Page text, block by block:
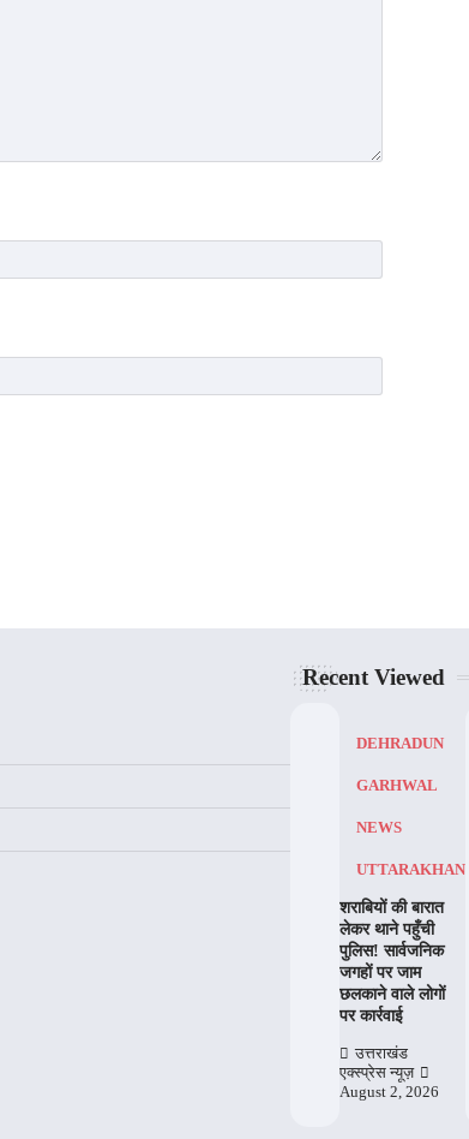
Recent Viewed
DEHRADUN
GARHWAL
NEWS
UTTARAKHAND
शराबियों की बारात
लेकर थाने पहुँची
पुलिस! सार्वजनिक
जगहों पर जाम
छलकाने वाले लोगों
पर कार्रवाई
उत्तराखंड
एक्स्प्रेस न्यूज़
August 2, 2026